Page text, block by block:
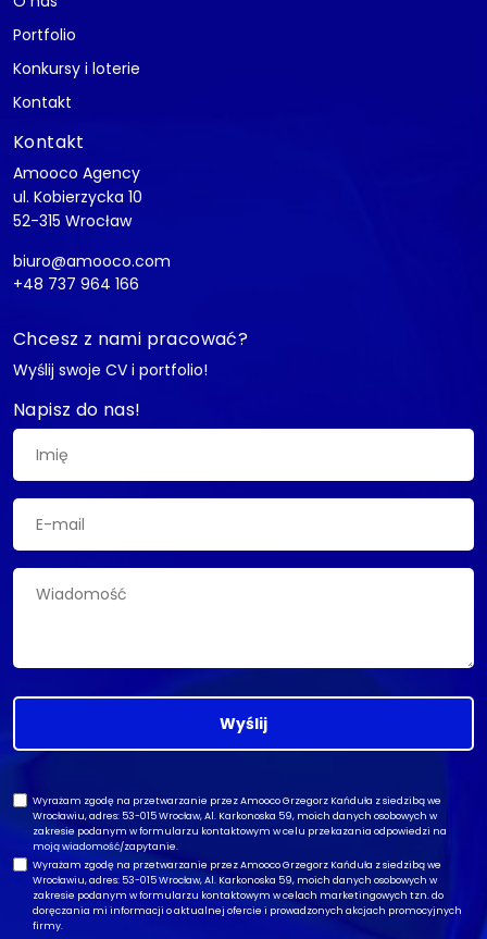
Portfolio
Konkursy i loterie
Kontakt
Kontakt
Amooco Agency
ul. Kobierzycka 10
52-315 Wrocław
biuro@amooco.com
+48 737 964 166
Chcesz z nami pracować?
Wyślij swoje CV i portfolio!
Napisz do nas!
Wyślij
Wyrażam zgodę na przetwarzanie przez Amooco Grzegorz Kańduła z siedzibą we
Wrocławiu, adres: 53-015 Wrocław, Al. Karkonoska 59, moich danych osobowych w
zakresie podanym w formularzu kontaktowym w celu przekazania odpowiedzi na
moją wiadomość/zapytanie.
Wyrażam zgodę na przetwarzanie przez Amooco Grzegorz Kańduła z siedzibą we
Wrocławiu, adres: 53-015 Wrocław, Al. Karkonoska 59, moich danych osobowych w
zakresie podanym w formularzu kontaktowym w celach marketingowych tzn. do
doręczania mi informacji o aktualnej ofercie i prowadzonych akcjach promocyjnych
firmy.